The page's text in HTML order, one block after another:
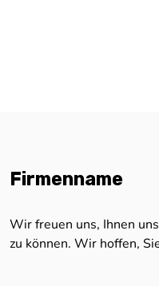
Firmenname
Wir freuen uns, Ihnen
zu können. Wir hoffen,